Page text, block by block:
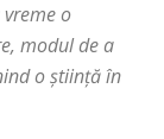
o
modul de a
o știință în